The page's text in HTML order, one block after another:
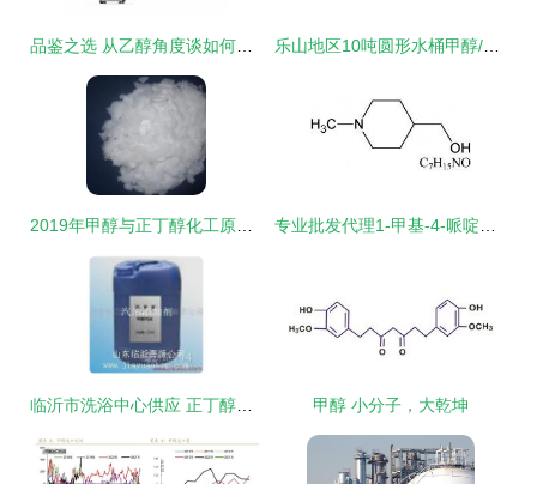
甲醇 小分子，大乾坤